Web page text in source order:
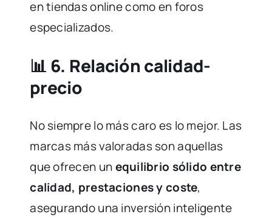
en tiendas online como en foros
especializados.
📊 6. Relación calidad-
precio
No siempre lo más caro es lo mejor. Las
marcas más valoradas son aquellas
que ofrecen unequilibrio sólido entre
calidad, prestaciones y coste,
asegurando una inversión inteligente